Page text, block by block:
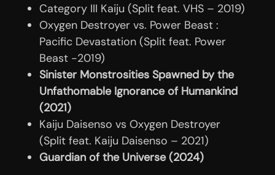
Category III Kaiju (Split feat. VHS – 2019)
Oxygen Destroyer vs. Power Beast :
Pacific Devastation (Split feat. Power
Beast -2019)
Sinister Monstrosities Spawned by the
Unfathomable Ignorance of Humankind
(2021)
Kaiju Daisenso vs Oxygen Destroyer
(Split feat. Kaiju Daisenso – 2021)
Guardian of the Universe (2024)